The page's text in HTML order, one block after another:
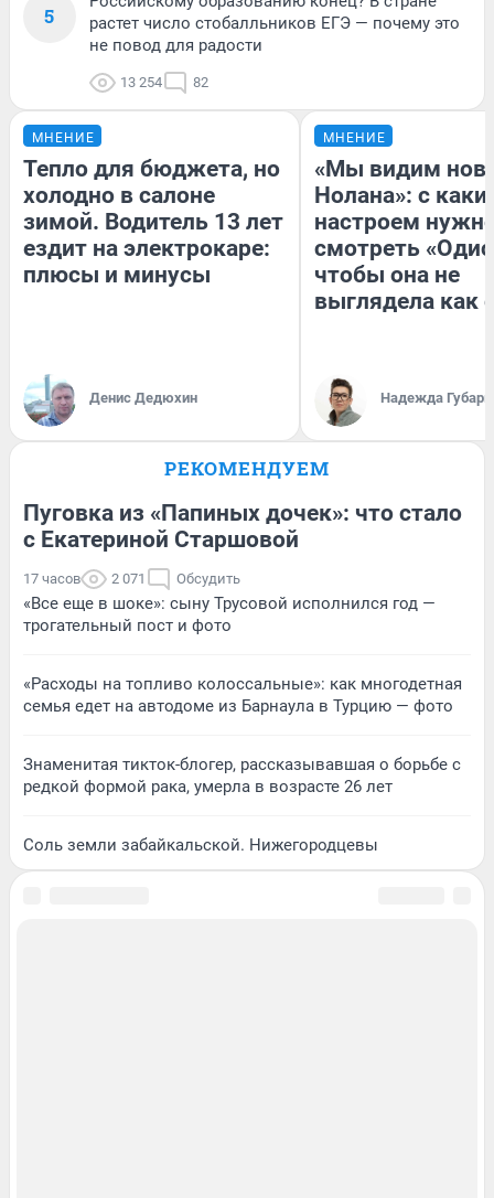
5
растет число стобалльников ЕГЭ — почему это
не повод для радости
13 254 82
МНЕНИЕ
Тепло для бюджета, но
холодно в салоне
зимой. Водитель 13 лет
ездит на электрокаре:
плюсы и минусы
Денис Дедюхин
МНЕНИЕ
«Мы видим
Нолана»: с
настроем
смотреть
чтобы она не
выглядела как
Надежда Губарь
РЕКОМЕНДУЕМ
Пуговка из «Папиных дочек»: что стало
с Екатериной Старшовой
17 часов 2 071 Обсудить
«Все еще в шоке»: сыну Трусовой исполнился год —
трогательный пост и фото
«Расходы на топливо колоссальные»: как многодетная
семья едет на автодоме из Барнаула в Турцию — фото
Знаменитая тикток-блогер, рассказывавшая о борьбе с
редкой формой рака, умерла в возрасте 26 лет
Соль земли забайкальской. Нижегородцевы